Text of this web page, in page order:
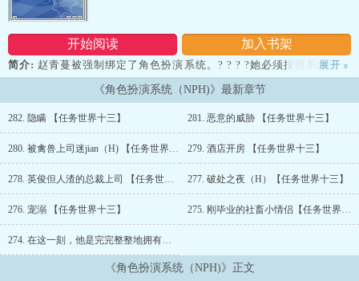
开始阅读 加入书架
简介: 赵青蔓被强制绑定了角色扮演系统。? ? ? ?她必须按照系统给予
的剧本和人设，前往一个个任务世界进行角色扮演, 引导任务世界的剧
情发展。??? ? ? ?任务成功可以获得积分，兑换系统中极端诱人的奖
励; 但任务失败，她将会被直接抹杀。?? ? ? ?而这同时也是个十八禁
情色剧本。但她别无选择，只能兢兢业业地扮演着这些情色剧本中的
女主人公…… ? ??任务世界一：寄宿在表哥家的少女，雷雨夜和表
哥一起看恐怖电影，结果害怕得睡不着觉，半夜敲响了表哥房间的
门… 任务世界二：美貌少妇丈夫出轨，出于报复心理，她引诱了
上门服务的清秀按摩师小哥… 任务世界三：xing瘾女白领伪装成
妓女，在校园里猎艳，和金融系系草来到酒店上演激情戏码… 任
务世界四：末世降临，丧尸chao爆发，女大学生带着昏迷不醒的弟弟
求生，求助路过的异能者，却被趁火打劫，借此要挟她和他发生xing
关系…（1V2 含骨科）? ? ? ?任务世界五：D罩杯的高中生少女和暗
展开 »
《角色扮演系统（NPH)》最新章节
282. 隐瞒 【任务世界十三】 281. 恶意的威胁 【任务世界十三】
280. 被禽兽上司迷jian（H) 【任务世界十三】 279. 酒店开房 【任务世界十三】
278. 英俊但人渣的总裁上司 【任务世界十三】 277. 破处之夜（H）【任务世界十三】
276. 宠溺 【任务世界十三】 275. 刚毕业的社畜小情侣【任务世界十三】
274. 在这一刻，他是完完整整地拥有着她的
《角色扮演系统（NPH)》正文